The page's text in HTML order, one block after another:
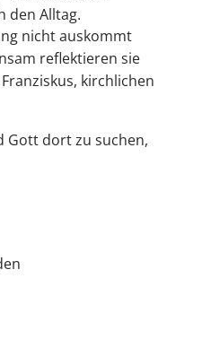
den Alltag.
nicht auskommt
reflektieren sie
kirchlichen
Gott dort zu suchen,